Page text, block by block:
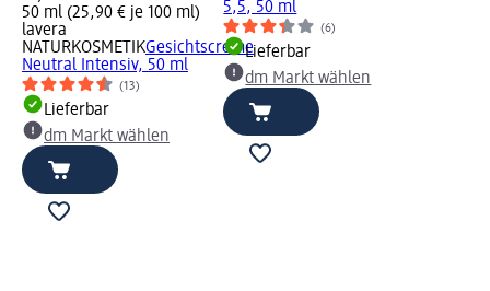
50 ml (25,90 € je 100 ml)
lavera
NATURKOSMETIKGesichtscreme
Neutral Intensiv, 50 ml
(13)
Lieferbar
dm Markt wählen
5,5, 50 ml
(6)
Lieferbar
dm Markt wählen